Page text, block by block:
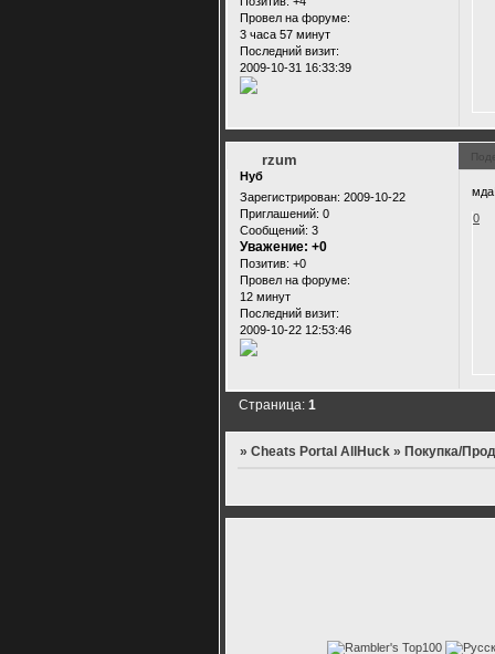
Провел на форуме:
3 часа 57 минут
Последний визит:
2009-10-31 16:33:39
rzum
Нуб
Зарегистрирован: 2009-10-22
Приглашений: 0
Сообщений: 3
Уважение: +0
Позитив: +0
Провел на форуме:
12 минут
Последний визит:
2009-10-22 12:53:46
мда!
0
Страница:1
»Cheats Portal AllHuck »Покупка/